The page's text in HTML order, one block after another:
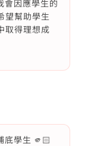
因應學生的
望幫助學生
取得理想成
底學生 🫵🏻